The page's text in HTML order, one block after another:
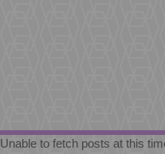
Unable to fetch posts at this